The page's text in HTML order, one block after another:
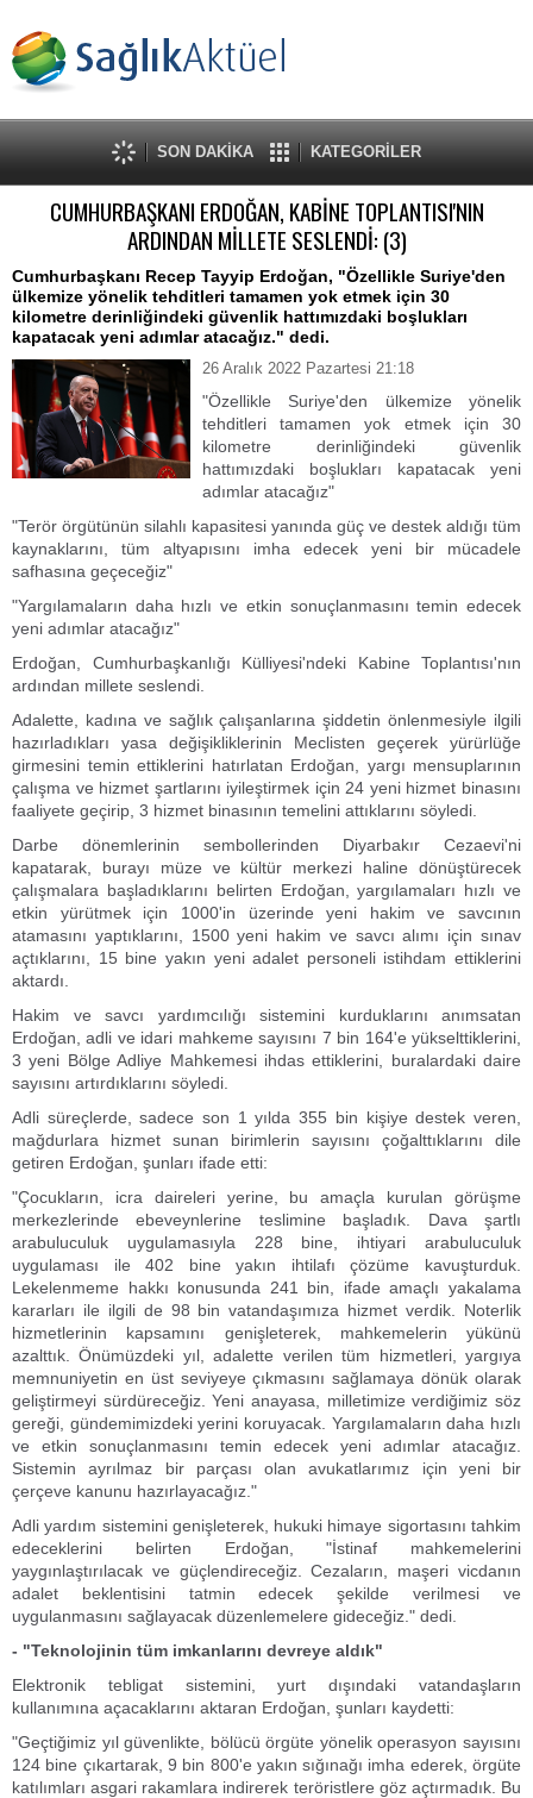
SON DAKİKA KATEGORİLER
CUMHURBAŞKANI ERDOĞAN, KABİNE TOPLANTISI'NIN
ARDINDAN MİLLETE SESLENDİ: (3)
Cumhurbaşkanı Recep Tayyip Erdoğan, "Özellikle Suriye'den
ülkemize yönelik tehditleri tamamen yok etmek için 30
kilometre derinliğindeki güvenlik hattımızdaki boşlukları
kapatacak yeni adımlar atacağız." dedi.
26 Aralık 2022 Pazartesi 21:18
"Özellikle Suriye'den ülkemize yönelik
tehditleri tamamen yok etmek için 30
kilometre derinliğindeki güvenlik
hattımızdaki boşlukları kapatacak yeni
adımlar atacağız"
"Terör örgütünün silahlı kapasitesi yanında güç ve destek aldığı tüm
kaynaklarını, tüm altyapısını imha edecek yeni bir mücadele
safhasına geçeceğiz"
"Yargılamaların daha hızlı ve etkin sonuçlanmasını temin edecek
yeni adımlar atacağız"
Erdoğan, Cumhurbaşkanlığı Külliyesi'ndeki Kabine Toplantısı'nın
ardından millete seslendi.
Adalette, kadına ve sağlık çalışanlarına şiddetin önlenmesiyle ilgili
hazırladıkları yasa değişikliklerinin Meclisten geçerek yürürlüğe
girmesini temin ettiklerini hatırlatan Erdoğan, yargı mensuplarının
çalışma ve hizmet şartlarını iyileştirmek için 24 yeni hizmet binasını
faaliyete geçirip, 3 hizmet binasının temelini attıklarını söyledi.
Darbe dönemlerinin sembollerinden Diyarbakır Cezaevi'ni
kapatarak, burayı müze ve kültür merkezi haline dönüştürecek
çalışmalara başladıklarını belirten Erdoğan, yargılamaları hızlı ve
etkin yürütmek için 1000'in üzerinde yeni hakim ve savcının
atamasını yaptıklarını, 1500 yeni hakim ve savcı alımı için sınav
açtıklarını, 15 bine yakın yeni adalet personeli istihdam ettiklerini
aktardı.
Hakim ve savcı yardımcılığı sistemini kurduklarını anımsatan
Erdoğan, adli ve idari mahkeme sayısını 7 bin 164'e yükselttiklerini,
3 yeni Bölge Adliye Mahkemesi ihdas ettiklerini, buralardaki daire
sayısını artırdıklarını söyledi.
Adli süreçlerde, sadece son 1 yılda 355 bin kişiye destek veren,
mağdurlara hizmet sunan birimlerin sayısını çoğalttıklarını dile
getiren Erdoğan, şunları ifade etti:
"Çocukların, icra daireleri yerine, bu amaçla kurulan görüşme
merkezlerinde ebeveynlerine teslimine başladık. Dava şartlı
arabuluculuk uygulamasıyla 228 bine, ihtiyari arabuluculuk
uygulaması ile 402 bine yakın ihtilafı çözüme kavuşturduk.
Lekelenmeme hakkı konusunda 241 bin, ifade amaçlı yakalama
kararları ile ilgili de 98 bin vatandaşımıza hizmet verdik. Noterlik
hizmetlerinin kapsamını genişleterek, mahkemelerin yükünü
azalttık. Önümüzdeki yıl, adalette verilen tüm hizmetleri, yargıya
memnuniyetin en üst seviyeye çıkmasını sağlamaya dönük olarak
geliştirmeyi sürdüreceğiz. Yeni anayasa, milletimize verdiğimiz söz
gereği, gündemimizdeki yerini koruyacak. Yargılamaların daha hızlı
ve etkin sonuçlanmasını temin edecek yeni adımlar atacağız.
Sistemin ayrılmaz bir parçası olan avukatlarımız için yeni bir
çerçeve kanunu hazırlayacağız."
Adli yardım sistemini genişleterek, hukuki himaye sigortasını tahkim
edeceklerini belirten Erdoğan, "İstinaf mahkemelerini
yaygınlaştırılacak ve güçlendireceğiz. Cezaların, maşeri vicdanın
adalet beklentisini tatmin edecek şekilde verilmesi ve
uygulanmasını sağlayacak düzenlemelere gideceğiz." dedi.
- "Teknolojinin tüm imkanlarını devreye aldık"
Elektronik tebligat sistemini, yurt dışındaki vatandaşların
kullanımına açacaklarını aktaran Erdoğan, şunları kaydetti:
"Geçtiğimiz yıl güvenlikte, bölücü örgüte yönelik operasyon sayısını
124 bine çıkartarak, 9 bin 800'e yakın sığınağı imha ederek, örgüte
katılımları asgari rakamlara indirerek teröristlere göz açtırmadık. Bu